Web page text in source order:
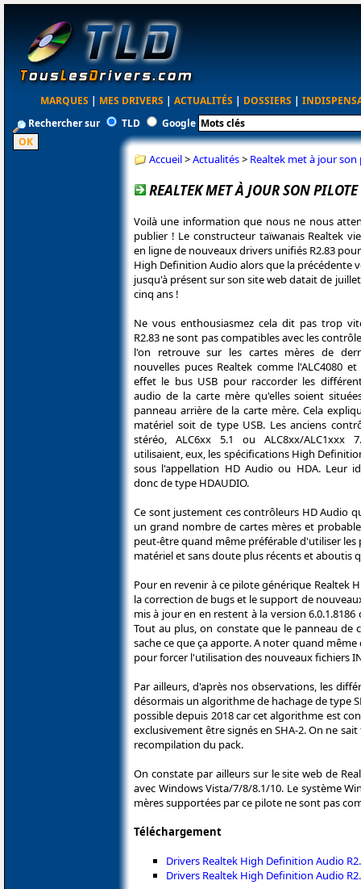
MARQUES | MES DRIVERS | ACTUALITÉS | DOSSIERS |
Rechercher sur
TLD Google
Accueil>Actualités> Realtek met à jour
REALTEK MET À JOUR SON
Voilà une information que nous ne nous
publier ! Le constructeur taïwanais Realtek
en ligne de nouveaux drivers unifiés R2.83
High Definition Audio alors que la précédente
jusqu'à présent sur son site web datait de
cinq ans !
Ne vous enthousiasmez cela dit pas trop
R2.83 ne sont pas compatibles avec les
l'on retrouve sur les cartes mères de
nouvelles puces Realtek comme l'ALC4080
effet le bus USB pour raccorder les
audio de la carte mère qu'elles soient
panneau arrière de la carte mère. Cela
matériel soit de type USB. Les anciens
stéréo, ALC6xx 5.1 ou ALC8xx/ALC1xxx
utilisaient, eux, les spécifications High
sous l'appellation HD Audio ou HDA. Leur
donc de type HDAUDIO.
Ce sont justement ces contrôleurs HD Audio
un grand nombre de cartes mères et
peut-être quand même préférable d'utiliser
matériel et sans doute plus récents et aboutis
Pour en revenir à ce pilote générique Realtek
la correction de bugs et le support de
mis à jour en en restent à la version
Tout au plus, on constate que le panneau de
sache ce que ça apporte. A noter quand
pour forcer l'utilisation des nouveaux fichiers
Par ailleurs, d'après nos observations, les
désormais un algorithme de hachage de type
possible depuis 2018 car cet algorithme est
exclusivement être signés en SHA-2. On ne
recompilation du pack.
On constate par ailleurs sur le site web de
avec Windows Vista/7/8/8.1/10. Le système
mères supportées par ce pilote ne sont pas
Téléchargement
Drivers Realtek High Definition Audio
Drivers Realtek High Definition Audio